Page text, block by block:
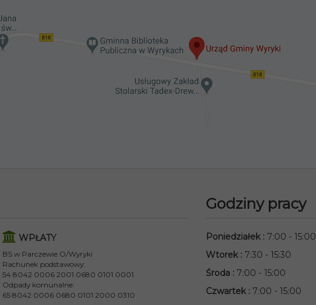
WPŁATY
BS w Parczewie O/Wyryki
Rachunek podstawowy:
54 8042 0006 2001 0680 0101 0001
Odpady komunalne:
65 8042 0006 0680 0101 2000 0310
Godziny pracy
Poniedziałek: 7:00 - 15:00
Wtorek: 7:30 - 15:30
Środa : 7:00 - 15:00
Czwartek: 7:00 - 15:00